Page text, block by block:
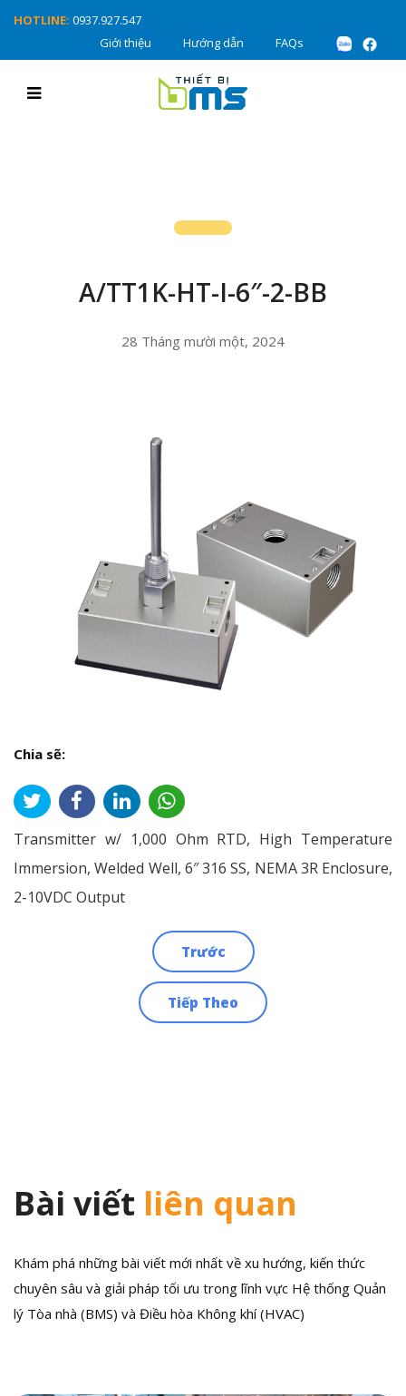
HOTLINE: 0937.927.547
Giới thiệu
Hướng dẫn FAQs
A/TT1K-HT-I-6″-2-BB
28 Tháng mười một, 2024
Chia sẽ:
Transmitter w/ 1,000 Ohm RTD, High Temperature
Immersion, Welded Well, 6″ 316 SS, NEMA 3R Enclosure,
2-10VDC Output
Trước
Tiếp Theo
Bài viết liên quan
Khám phá những bài viết mới nhất về xu hướng, kiến thức
chuyên sâu và giải pháp tối ưu trong lĩnh vực Hệ thống Quản
lý Tòa nhà (BMS) và Điều hòa Không khí (HVAC)